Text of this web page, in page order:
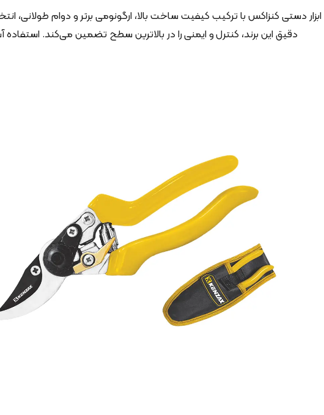
ابزار دستی کنزاکس با ترکیب کیفیت ساخت بالا، ارگونومی برتر و دوام
دقیق این برند، کنترل و ایمنی را در بالاترین سطح تضمین می‌کند.